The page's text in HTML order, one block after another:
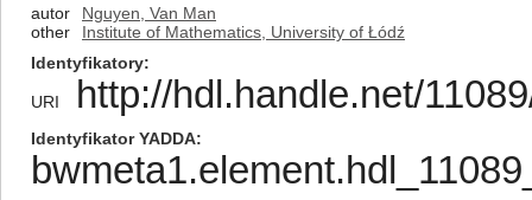
autor
Nguyen, Van Man
other
Institute of Mathematics, University of Łódź
Identyfikatory
URI http://hdl.handle.net/
Identyfikator YADDA